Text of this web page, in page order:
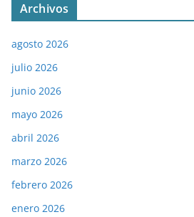
Archivos
agosto 2026
julio 2026
junio 2026
mayo 2026
abril 2026
marzo 2026
febrero 2026
enero 2026